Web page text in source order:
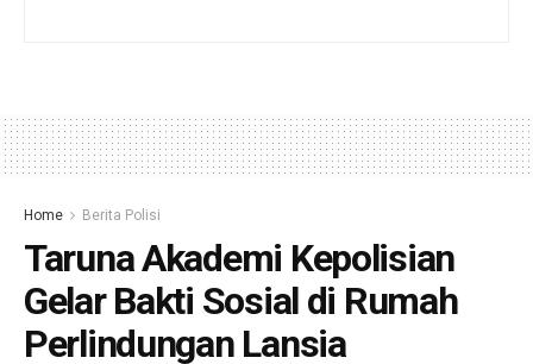
Home Berita Polisi
Taruna Akademi Kepolisian
Gelar Bakti Sosial di Rumah
Perlindungan Lansia